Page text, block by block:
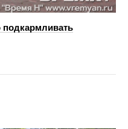
подкармливать